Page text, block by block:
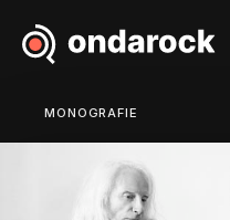
MONOGRAFIE